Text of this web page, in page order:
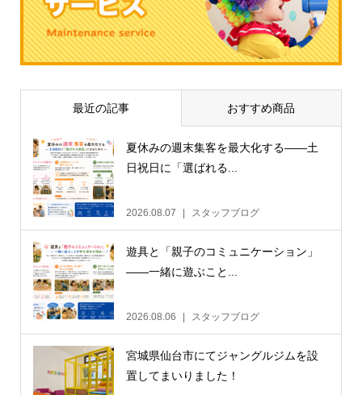
最近の記事 おすすめ商品
夏休みの週末集客を最大化する——土
日祝日に「選ばれる...
2026.08.07 スタッフブログ
遊具と「親子のコミュニケーション」
——一緒に遊ぶこと...
2026.08.06 スタッフブログ
宮城県仙台市にてジャングルジムを設
置してまいりました！